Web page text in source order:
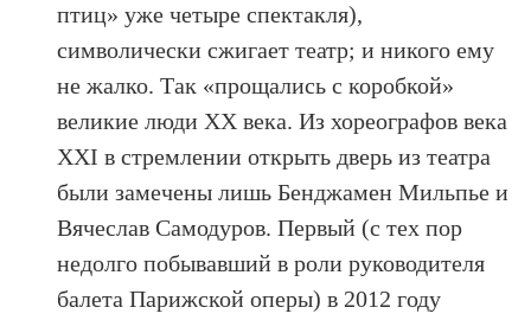
птиц» уже четыре спектакля),
символически сжигает театр; и никого ему
не жалко. Так «прощались с коробкой»
великие люди ХХ века. Из хореографов века
XXI в стремлении открыть дверь из театра
были замечены лишь Бенджамен Мильпье и
Вячеслав Самодуров. Первый (с тех пор
недолго побывавший в роли руководителя
балета Парижской оперы) в 2012 году